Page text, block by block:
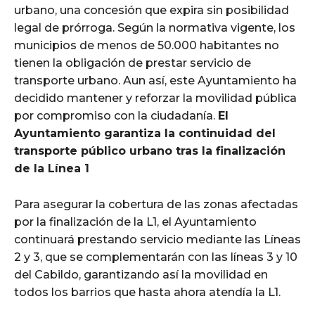
urbano, una concesión que expira sin posibilidad
legal de prórroga. Según la normativa vigente, los
municipios de menos de 50.000 habitantes no
tienen la obligación de prestar servicio de
transporte urbano. Aun así, este Ayuntamiento ha
decidido mantener y reforzar la movilidad pública
por compromiso con la ciudadanía. El
Ayuntamiento garantiza la continuidad del
transporte público urbano tras la finalización
de la Línea 1
Para asegurar la cobertura de las zonas afectadas
por la finalización de la L1, el Ayuntamiento
continuará prestando servicio mediante las Líneas
2 y 3, que se complementarán con las líneas 3 y 10
del Cabildo, garantizando así la movilidad en
todos los barrios que hasta ahora atendía la L1.